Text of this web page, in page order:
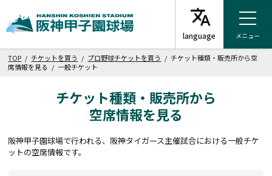
メニュー
TOP /チケットを買う / プロ野球チケットを買う / チケット種類・販売所から空
席情報を見る / 一般チケット
チケット種類・販売所から
空席情報を見る
阪神甲子園球場で行われる、阪神タイガース主催試合における一般チケ
ットの空席情報です。